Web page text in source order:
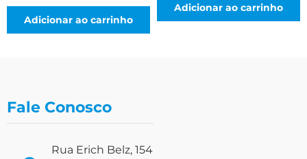
Adicionar ao carrinho
Adicionar ao carrinho
Fale Conosco
Rua Erich Belz, 154